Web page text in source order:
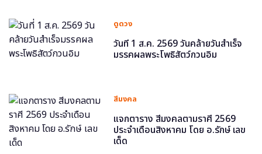
ดูดวง
วันที่ 1 ส.ค. 2569 วันคล้ายวันสำเร็จ
มรรคผลพระโพธิสัตว์กวนอิม
สีมงคล
แจกตาราง สีมงคลตามราศี 2569
ประจำเดือนสิงหาคม โดย อ.รักษ์ เลข
เด็ด